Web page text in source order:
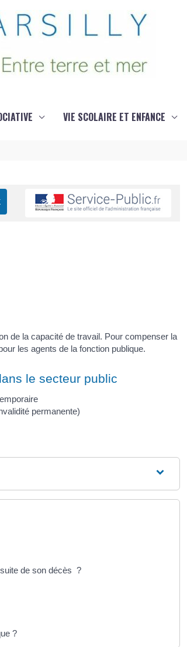
VIE SCOLAIRE ET ENFANCE
de la capacité de travail. Pour compenser la
les agents de la fonction publique.
le secteur public
permanente)
de son décès ?
?